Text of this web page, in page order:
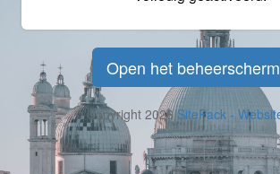
Open het beheerscherm
© Copyright 2026SitePack -